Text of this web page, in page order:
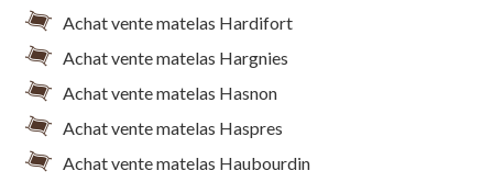
Achat vente matelas Hardifort
Achat vente matelas Hargnies
Achat vente matelas Hasnon
Achat vente matelas Haspres
Achat vente matelas Haubourdin